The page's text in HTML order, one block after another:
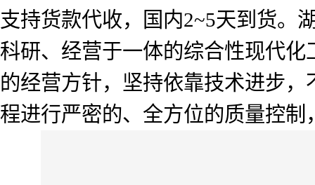
支持货款代收，国内2~5天到货。
科研、经营于一体的综合性现代
的经营方针，坚持依靠技术进步
程进行严密的、全方位的质量控